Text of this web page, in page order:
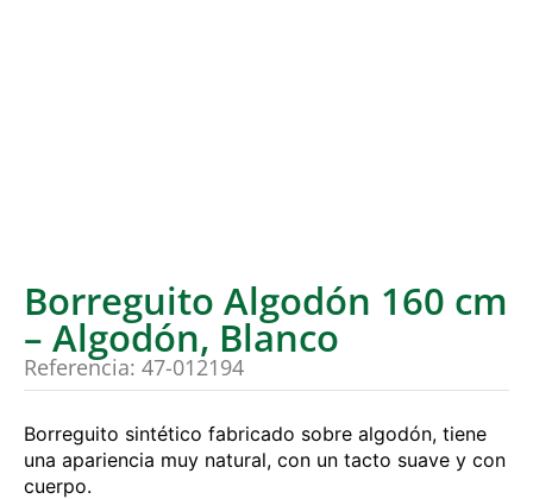
Borreguito Algodón 160 cm
– Algodón, Blanco
Referencia: 47-012194
Borreguito sintético fabricado sobre algodón, tiene
una apariencia muy natural, con un tacto suave y con
cuerpo.